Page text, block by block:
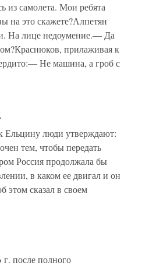
из самолета. Мои ребята
это скажете?Алпетян
На лице недоумение.— Да
прилаживая к
Не машина, а гроб с
Ельцину люди утверждают:
тем, чтобы передать
Россия продолжала бы
в каком ее двигал и он
этом сказал в своем
после полного